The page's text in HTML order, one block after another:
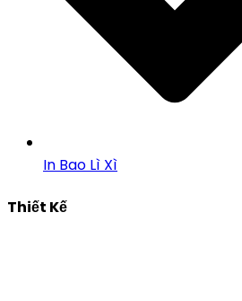
In Bao Lì Xì
Thiết Kế